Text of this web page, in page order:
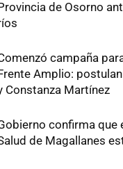
de Osorno
campaña
Amplio:
Constanza Martínez
confirma que
de Magallanes